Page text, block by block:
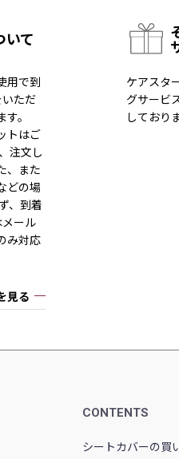
いて
用で到
ただ
。
トはご
注文し
、また
どの場
、到着
ール
み対応
見る
ケアスタ
グサービ
しており
CONTENTS
シートカバーの買